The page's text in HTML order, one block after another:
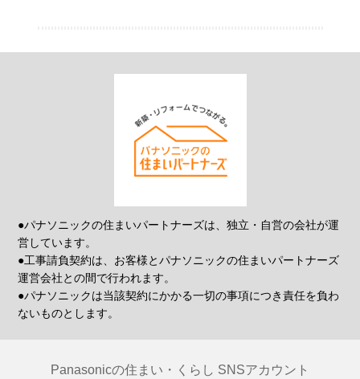
●パナソニックの住まいパートナーズは、独立・自営の会社が運
営しています。
●工事請負契約は、お客様とパナソニックの住まいパートナーズ
運営会社との間で行われます。
●パナソニックは当該契約にかかる一切の事項につき責任を負わ
ないものとします。
Panasonicの住まい・くらし SNSアカウント